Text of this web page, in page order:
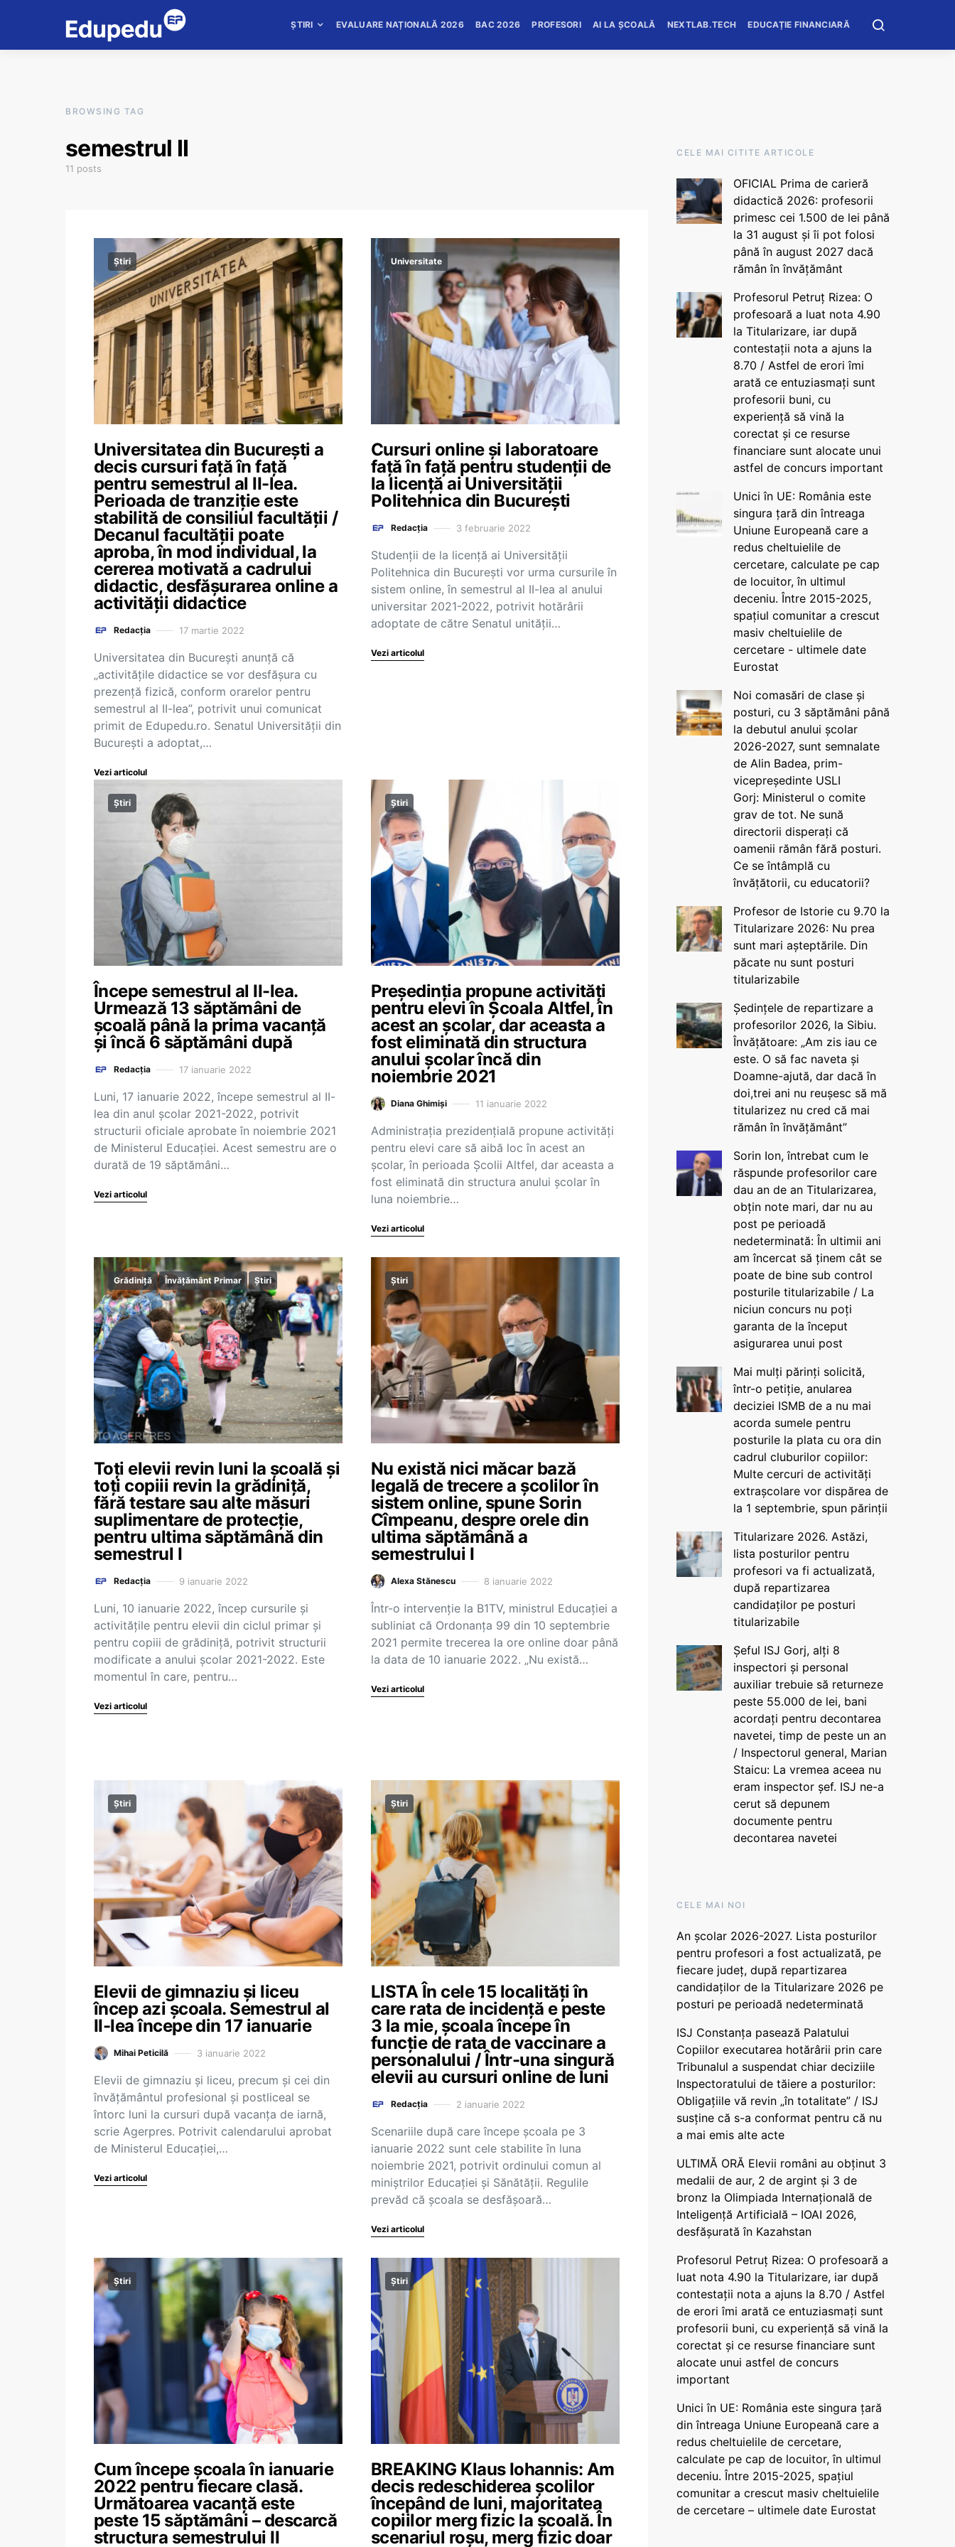
ȘTIRI EVALUARE NAȚIONALĂ 2026 BAC 2026 PROFESORI AI LA ȘCOALĂ NEXTLAB.TECH EDUCAȚIE FINANCIARĂ
BROWSING TAG
semestrul II
11 posts
Știri
Universitatea din București a
decis cursuri față în față
pentru semestrul al II-lea.
Perioada de tranziție este
stabilită de consiliul facultății /
Decanul facultății poate
aproba, în mod individual, la
cererea motivată a cadrului
didactic, desfășurarea online a
activității didactice
Redacția 17 martie 2022
Universitatea din București anunță că
„activitățile didactice se vor desfășura cu
prezență fizică, conform orarelor pentru
semestrul al II-lea”, potrivit unui comunicat
primit de Edupedu.ro. Senatul Universității din
București a adoptat,…
Vezi articolul
Universitate
Cursuri online și laboratoare
față în față pentru studenții de
la licență ai Universității
Politehnica din București
Redacția 3 februarie 2022
Studenţii de la licență ai Universităţii
Politehnica din Bucureşti vor urma cursurile în
sistem online, în semestrul al II-lea al anului
universitar 2021-2022, potrivit hotărârii
adoptate de către Senatul unității…
Vezi articolul
Știri
Începe semestrul al II-lea.
Urmează 13 săptămâni de
școală până la prima vacanță
și încă 6 săptămâni după
Redacția 17 ianuarie 2022
Luni, 17 ianuarie 2022, începe semestrul al II-
lea din anul școlar 2021-2022, potrivit
structurii oficiale aprobate în noiembrie 2021
de Ministerul Educației. Acest semestru are o
durată de 19 săptămâni…
Vezi articolul
Știri
Președinția propune activități
pentru elevi în Școala Altfel, în
acest an școlar, dar aceasta a
fost eliminată din structura
anului școlar încă din
noiembrie 2021
Diana Ghimiși 11 ianuarie 2022
Administrația prezidențială propune activități
pentru elevi care să aibă loc în acest an
școlar, în perioada Școlii Altfel, dar aceasta a
fost eliminată din structura anului școlar în
luna noiembrie…
Vezi articolul
Grădiniță Învățământ Primar Știri
Toți elevii revin luni la școală și
toți copiii revin la grădiniță,
fără testare sau alte măsuri
suplimentare de protecție,
pentru ultima săptămână din
semestrul I
Redacția 9 ianuarie 2022
Luni, 10 ianuarie 2022, încep cursurile și
activitățile pentru elevii din ciclul primar și
pentru copiii de grădiniță, potrivit structurii
modificate a anului școlar 2021-2022. Este
momentul în care, pentru…
Vezi articolul
Știri
Nu există nici măcar bază
legală de trecere a școlilor în
sistem online, spune Sorin
Cîmpeanu, despre orele din
ultima săptămână a
semestrului I
Alexa Stănescu 8 ianuarie 2022
Într-o intervenție la B1TV, ministrul Educației a
subliniat că Ordonanța 99 din 10 septembrie
2021 permite trecerea la ore online doar până
la data de 10 ianuarie 2022. „Nu există…
Vezi articolul
Știri
Elevii de gimnaziu şi liceu
încep azi școala. Semestrul al
II-lea începe din 17 ianuarie
Mihai Peticilă 3 ianuarie 2022
Elevii de gimnaziu şi liceu, precum şi cei din
învăţământul profesional şi postliceal se
întorc luni la cursuri după vacanţa de iarnă,
scrie Agerpres. Potrivit calendarului aprobat
de Ministerul Educaţiei,…
Vezi articolul
Știri
LISTA În cele 15 localități în
care rata de incidență e peste
3 la mie, școala începe în
funcție de rata de vaccinare a
personalului / Într-una singură
elevii au cursuri online de luni
Redacția 2 ianuarie 2022
Scenariile după care începe școala pe 3
ianuarie 2022 sunt cele stabilite în luna
noiembrie 2021, potrivit ordinului comun al
miniștrilor Educației și Sănătății. Regulile
prevăd că școala se desfășoară…
Vezi articolul
Știri
Cum începe școala în ianuarie
2022 pentru fiecare clasă.
Următoarea vacanță este
peste 15 săptămâni – descarcă
structura semestrului II
Știri
BREAKING Klaus Iohannis: Am
decis redeschiderea școlilor
începând de luni, majoritatea
copiilor merg fizic la școală. În
scenariul roșu, merg fizic doar
CELE MAI CITITE ARTICOLE
OFICIAL Prima de carieră
didactică 2026: profesorii
primesc cei 1.500 de lei până
la 31 august și îi pot folosi
până în august 2027 dacă
rămân în învățământ
Profesorul Petruț Rizea: O
profesoară a luat nota 4.90
la Titularizare, iar după
contestații nota a ajuns la
8.70 / Astfel de erori îmi
arată ce entuziasmați sunt
profesorii buni, cu
experiență să vină la
corectat și ce resurse
financiare sunt alocate unui
astfel de concurs important
Unici în UE: România este
singura țară din întreaga
Uniune Europeană care a
redus cheltuielile de
cercetare, calculate pe cap
de locuitor, în ultimul
deceniu. Între 2015-2025,
spațiul comunitar a crescut
masiv cheltuielile de
cercetare - ultimele date
Eurostat
Noi comasări de clase și
posturi, cu 3 săptămâni până
la debutul anului școlar
2026-2027, sunt semnalate
de Alin Badea, prim-
vicepreședinte USLI
Gorj: Ministerul o comite
grav de tot. Ne sună
directorii disperați că
oamenii rămân fără posturi.
Ce se întâmplă cu
învățătorii, cu educatorii?
Profesor de Istorie cu 9.70 la
Titularizare 2026: Nu prea
sunt mari așteptările. Din
păcate nu sunt posturi
titularizabile
Ședințele de repartizare a
profesorilor 2026, la Sibiu.
Învățătoare: „Am zis iau ce
este. O să fac naveta și
Doamne-ajută, dar dacă în
doi,trei ani nu reușesc să mă
titularizez nu cred că mai
rămân în învățământ”
Sorin Ion, întrebat cum le
răspunde profesorilor care
dau an de an Titularizarea,
obțin note mari, dar nu au
post pe perioadă
nedeterminată: În ultimii ani
am încercat să ținem cât se
poate de bine sub control
posturile titularizabile / La
niciun concurs nu poți
garanta de la început
asigurarea unui post
Mai mulți părinți solicită,
într-o petiție, anularea
deciziei ISMB de a nu mai
acorda sumele pentru
posturile la plata cu ora din
cadrul cluburilor copiilor:
Multe cercuri de activități
extrașcolare vor dispărea de
la 1 septembrie, spun părinții
Titularizare 2026. Astăzi,
lista posturilor pentru
profesori va fi actualizată,
după repartizarea
candidaților pe posturi
titularizabile
Șeful ISJ Gorj, alți 8
inspectori și personal
auxiliar trebuie să returneze
peste 55.000 de lei, bani
acordați pentru decontarea
navetei, timp de peste un an
/ Inspectorul general, Marian
Staicu: La vremea aceea nu
eram inspector șef. ISJ ne-a
cerut să depunem
documente pentru
decontarea navetei
CELE MAI NOI
An școlar 2026-2027. Lista posturilor
pentru profesori a fost actualizată, pe
fiecare județ, după repartizarea
candidaților de la Titularizare 2026 pe
posturi pe perioadă nedeterminată
ISJ Constanța pasează Palatului
Copiilor executarea hotărârii prin care
Tribunalul a suspendat chiar deciziile
Inspectoratului de tăiere a posturilor:
Obligațiile vă revin „în totalitate” / ISJ
susține că s-a conformat pentru că nu
a mai emis alte acte
ULTIMĂ ORĂ Elevii români au obținut 3
medalii de aur, 2 de argint și 3 de
bronz la Olimpiada Internațională de
Inteligență Artificială – IOAI 2026,
desfășurată în Kazahstan
Profesorul Petruț Rizea: O profesoară a
luat nota 4.90 la Titularizare, iar după
contestații nota a ajuns la 8.70 / Astfel
de erori îmi arată ce entuziasmați sunt
profesorii buni, cu experiență să vină la
corectat și ce resurse financiare sunt
alocate unui astfel de concurs
important
Unici în UE: România este singura țară
din întreaga Uniune Europeană care a
redus cheltuielile de cercetare,
calculate pe cap de locuitor, în ultimul
deceniu. Între 2015-2025, spațiul
comunitar a crescut masiv cheltuielile
de cercetare – ultimele date Eurostat